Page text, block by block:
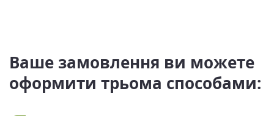
Ваше замовлення ви можете
оформити трьома способами: